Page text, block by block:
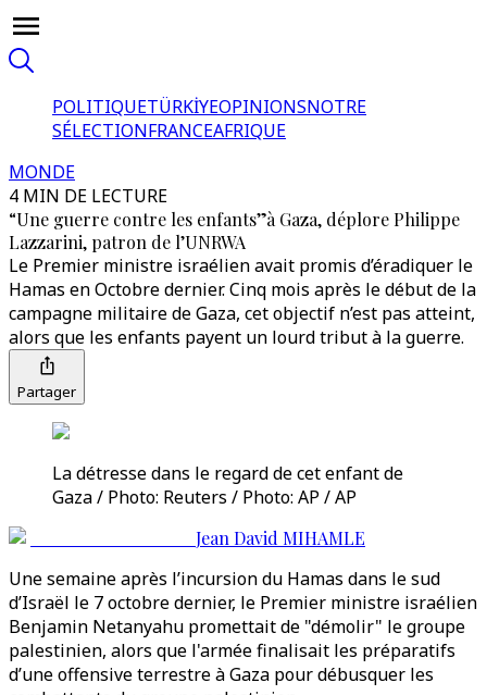
POLITIQUETÜRKİYEOPINIONSNOTRE
SÉLECTIONFRANCEAFRIQUE
MONDE
4 MIN DE LECTURE
“Une guerre contre les enfants”à Gaza, déplore Philippe
Lazzarini, patron de l’UNRWA
Le Premier ministre israélien avait promis d’éradiquer le
Hamas en Octobre dernier. Cinq mois après le début de la
campagne militaire de Gaza, cet objectif n’est pas atteint,
alors que les enfants payent un lourd tribut à la guerre.
Partager
La détresse dans le regard de cet enfant de
Gaza / Photo: Reuters / Photo: AP / AP
Jean David MIHAMLE
Une semaine après l’incursion du Hamas dans le sud
d’Israël le 7 octobre dernier, le Premier ministre israélien
Benjamin Netanyahu promettait de "démolir" le groupe
palestinien, alors que l'armée finalisait les préparatifs
d’une offensive terrestre à Gaza pour débusquer les